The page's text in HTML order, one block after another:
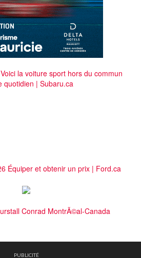
PUBLICITÉ